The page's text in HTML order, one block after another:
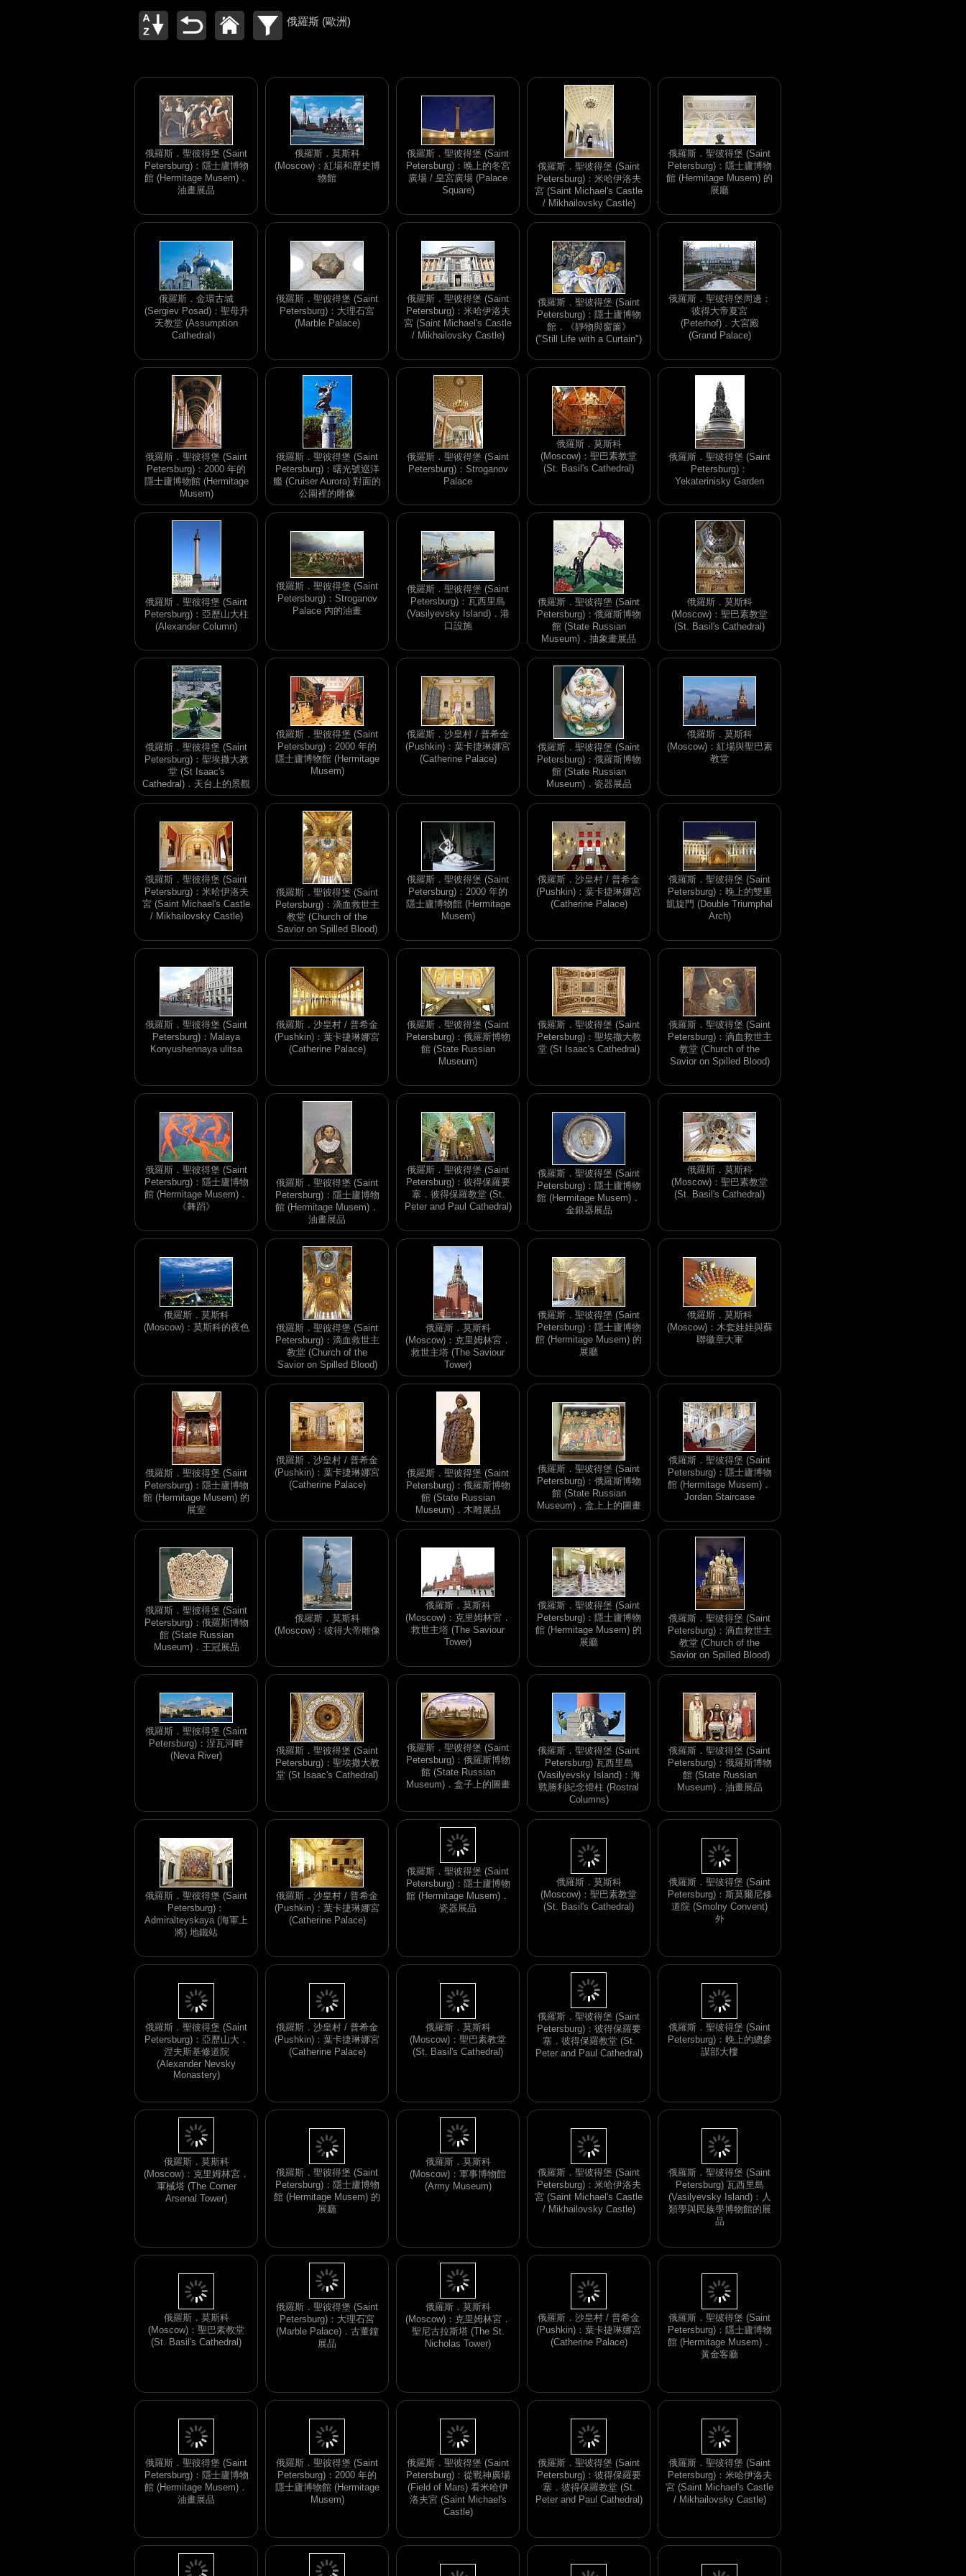
俄羅斯 (歐洲)
俄羅斯．聖彼得堡 (Saint
Petersburg)：隱士廬博物
館 (Hermitage Musem)．
油畫展品
俄羅斯．莫斯科
(Moscow)：紅場和歷史博
物館
俄羅斯．聖彼得堡 (Saint
Petersburg)：晚上的冬宮
廣場 / 皇宮廣場 (Palace
Square)
俄羅斯．聖彼得堡 (Saint
Petersburg)：米哈伊洛夫
宮 (Saint Michael's Castle
/ Mikhailovsky Castle)
俄羅斯．聖彼得堡 (Saint
Petersburg)：隱士廬博物
館 (Hermitage Musem) 的
展廳
俄羅斯．金環古城
(Sergiev Posad)：聖母升
天教堂 (Assumption
Cathedral）
俄羅斯．聖彼得堡 (Saint
Petersburg)：大理石宮
(Marble Palace)
俄羅斯．聖彼得堡 (Saint
Petersburg)：米哈伊洛夫
宮 (Saint Michael's Castle
/ Mikhailovsky Castle)
俄羅斯．聖彼得堡 (Saint
Petersburg)：隱士廬博物
館．《靜物與窗簾》
("Still Life with a Curtain")
俄羅斯．聖彼得堡周邊：
彼得大帝夏宮
(Peterhof)．大宮殿
(Grand Palace)
俄羅斯．聖彼得堡 (Saint
Petersburg)：2000 年的
隱士廬博物館 (Hermitage
Musem)
俄羅斯．聖彼得堡 (Saint
Petersburg)：曙光號巡洋
艦 (Cruiser Aurora) 對面的
公園裡的雕像
俄羅斯．聖彼得堡 (Saint
Petersburg)：Stroganov
Palace
俄羅斯．莫斯科
(Moscow)：聖巴素教堂
(St. Basil's Cathedral)
俄羅斯．聖彼得堡 (Saint
Petersburg)：
Yekaterinisky Garden
俄羅斯．聖彼得堡 (Saint
Petersburg)：亞歷山大柱
(Alexander Column)
俄羅斯．聖彼得堡 (Saint
Petersburg)：Stroganov
Palace 內的油畫
俄羅斯．聖彼得堡 (Saint
Petersburg)：瓦西里島
(Vasilyevsky Island)．港
口設施
俄羅斯．聖彼得堡 (Saint
Petersburg)：俄羅斯博物
館 (State Russian
Museum)．抽象畫展品
俄羅斯．莫斯科
(Moscow)：聖巴素教堂
(St. Basil's Cathedral)
俄羅斯．聖彼得堡 (Saint
Petersburg)：聖埃撒大教
堂 (St Isaac's
Cathedral)．天台上的景觀
俄羅斯．聖彼得堡 (Saint
Petersburg)：2000 年的
隱士廬博物館 (Hermitage
Musem)
俄羅斯．沙皇村 / 普希金
(Pushkin)：葉卡捷琳娜宮
(Catherine Palace)
俄羅斯．聖彼得堡 (Saint
Petersburg)：俄羅斯博物
館 (State Russian
Museum)．瓷器展品
俄羅斯．莫斯科
(Moscow)：紅場與聖巴素
教堂
俄羅斯．聖彼得堡 (Saint
Petersburg)：米哈伊洛夫
宮 (Saint Michael's Castle
/ Mikhailovsky Castle)
俄羅斯．聖彼得堡 (Saint
Petersburg)：滴血救世主
教堂 (Church of the
Savior on Spilled Blood)
俄羅斯．聖彼得堡 (Saint
Petersburg)：2000 年的
隱士廬博物館 (Hermitage
Musem)
俄羅斯．沙皇村 / 普希金
(Pushkin)：葉卡捷琳娜宮
(Catherine Palace)
俄羅斯．聖彼得堡 (Saint
Petersburg)：晚上的雙重
凱旋門 (Double Triumphal
Arch)
俄羅斯．聖彼得堡 (Saint
Petersburg)：Malaya
Konyushennaya ulitsa
俄羅斯．沙皇村 / 普希金
(Pushkin)：葉卡捷琳娜宮
(Catherine Palace)
俄羅斯．聖彼得堡 (Saint
Petersburg)：俄羅斯博物
館 (State Russian
Museum)
俄羅斯．聖彼得堡 (Saint
Petersburg)：聖埃撒大教
堂 (St Isaac's Cathedral)
俄羅斯．聖彼得堡 (Saint
Petersburg)：滴血救世主
教堂 (Church of the
Savior on Spilled Blood)
俄羅斯．聖彼得堡 (Saint
Petersburg)：隱士廬博物
館 (Hermitage Musem)．
《舞蹈》
俄羅斯．聖彼得堡 (Saint
Petersburg)：隱士廬博物
館 (Hermitage Musem)．
油畫展品
俄羅斯．聖彼得堡 (Saint
Petersburg)：彼得保羅要
塞．彼得保羅教堂 (St.
Peter and Paul Cathedral)
俄羅斯．聖彼得堡 (Saint
Petersburg)：隱士廬博物
館 (Hermitage Musem)．
金銀器展品
俄羅斯．莫斯科
(Moscow)：聖巴素教堂
(St. Basil's Cathedral)
俄羅斯．莫斯科
(Moscow)：莫斯科的夜色
俄羅斯．聖彼得堡 (Saint
Petersburg)：滴血救世主
教堂 (Church of the
Savior on Spilled Blood)
俄羅斯．莫斯科
(Moscow)：克里姆林宮．
救世主塔 (The Saviour
Tower)
俄羅斯．聖彼得堡 (Saint
Petersburg)：隱士廬博物
館 (Hermitage Musem) 的
展廳
俄羅斯．莫斯科
(Moscow)：木套娃娃與蘇
聯徽章大軍
俄羅斯．聖彼得堡 (Saint
Petersburg)：隱士廬博物
館 (Hermitage Musem) 的
展室
俄羅斯．沙皇村 / 普希金
(Pushkin)：葉卡捷琳娜宮
(Catherine Palace)
俄羅斯．聖彼得堡 (Saint
Petersburg)：俄羅斯博物
館 (State Russian
Museum)．木雕展品
俄羅斯．聖彼得堡 (Saint
Petersburg)：俄羅斯博物
館 (State Russian
Museum)．盒上上的圖畫
俄羅斯．聖彼得堡 (Saint
Petersburg)：隱士廬博物
館 (Hermitage Musem)．
Jordan Staircase
俄羅斯．聖彼得堡 (Saint
Petersburg)：俄羅斯博物
館 (State Russian
Museum)．王冠展品
俄羅斯．莫斯科
(Moscow)：彼得大帝雕像
俄羅斯．莫斯科
(Moscow)：克里姆林宮．
救世主塔 (The Saviour
Tower)
俄羅斯．聖彼得堡 (Saint
Petersburg)：隱士廬博物
館 (Hermitage Musem) 的
展廳
俄羅斯．聖彼得堡 (Saint
Petersburg)：滴血救世主
教堂 (Church of the
Savior on Spilled Blood)
俄羅斯．聖彼得堡 (Saint
Petersburg)：涅瓦河畔
(Neva River)
俄羅斯．聖彼得堡 (Saint
Petersburg)：聖埃撒大教
堂 (St Isaac's Cathedral)
俄羅斯．聖彼得堡 (Saint
Petersburg)：俄羅斯博物
館 (State Russian
Museum)．盒子上的圖畫
俄羅斯．聖彼得堡 (Saint
Petersburg) 瓦西里島
(Vasilyevsky Island)：海
戰勝利紀念燈柱 (Rostral
Columns)
俄羅斯．聖彼得堡 (Saint
Petersburg)：俄羅斯博物
館 (State Russian
Museum)．油畫展品
俄羅斯．聖彼得堡 (Saint
Petersburg)：
Admiralteyskaya (海軍上
將) 地鐵站
俄羅斯．沙皇村 / 普希金
(Pushkin)：葉卡捷琳娜宮
(Catherine Palace)
俄羅斯．聖彼得堡 (Saint
俄羅斯．莫斯科
(Moscow)：聖巴素教堂
俄羅斯．聖彼得堡 (Saint
Petersburg)：斯莫爾尼修
道院 (Smolny Convent)
俄羅斯．聖彼得堡 (Saint
Petersburg)：亞歷山大．
涅夫斯基修道院
(Alexander Nevsky
俄羅斯．沙皇村 / 普希金
(Pushkin)：葉卡捷琳娜宮
俄羅斯．莫斯科
(Moscow)：聖巴素教堂
俄羅斯．聖彼得堡 (Saint
俄羅斯．聖彼得堡 (Saint
Petersburg)：晚上的總參
俄羅斯．莫斯科
俄羅斯．聖彼得堡 (Saint
Petersburg)：隱士廬博物
館 (Hermitage Musem) 的
俄羅斯．聖彼得堡 (Saint
Petersburg)：米哈伊洛夫
宮 (Saint Michael's Castle
俄羅斯．聖彼得堡 (Saint
Petersburg) 瓦西里島
(Vasilyevsky Island)：人
類學與民族學博物館的展
俄羅斯．莫斯科
(Moscow)：聖巴素教堂
俄羅斯．聖彼得堡 (Saint
俄羅斯．莫斯科
俄羅斯．沙皇村 / 普希金
(Pushkin)：葉卡捷琳娜宮
(Catherine Palace)
俄羅斯．聖彼得堡 (Saint
Petersburg)：隱士廬博物
館 (Hermitage Musem)．
俄羅斯．聖彼得堡 (Saint
Petersburg)：隱士廬博物
館 (Hermitage Musem)．
油畫展品
俄羅斯．聖彼得堡 (Saint
Petersburg)：2000 年的
隱士廬博物館 (Hermitage
俄羅斯．聖彼得堡 (Saint
Petersburg)：從戰神廣場
(Field of Mars) 看米哈伊
洛夫宮 (Saint Michael's
俄羅斯．聖彼得堡 (Saint
Petersburg)：彼得保羅要
塞．彼得保羅教堂 (St.
俄羅斯．聖彼得堡 (Saint
Petersburg)：米哈伊洛夫
宮 (Saint Michael's Castle